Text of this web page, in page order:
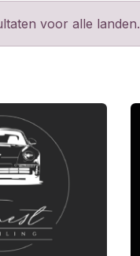
voor alle landen.